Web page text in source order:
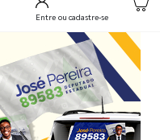
Entre ou cadastre-se